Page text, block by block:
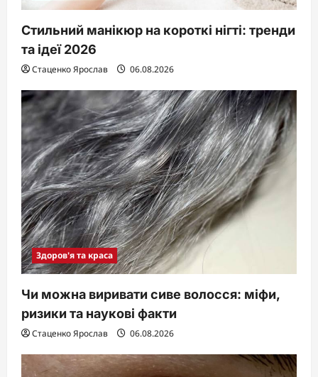
Стильний манікюр на короткі нігті: тренди
та ідеї 2026
Стаценко Ярослав 06.08.2026
Здоров'я та краса
Чи можна виривати сиве волосся: міфи,
ризики та наукові факти
Стаценко Ярослав 06.08.2026